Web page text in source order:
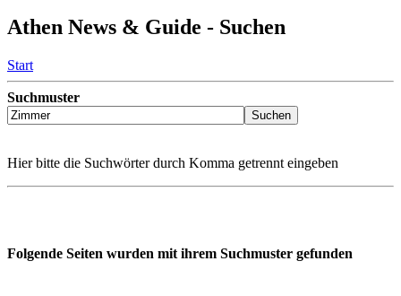
Athen News & Guide - Suchen
Start
Suchmuster
Hier bitte die Suchwörter durch Komma getrennt eingeben
Folgende Seiten wurden mit ihrem Suchmuster gefunden